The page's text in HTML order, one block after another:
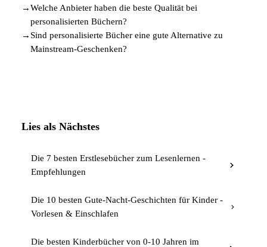
→Welche Anbieter haben die beste Qualität bei
personalisierten Büchern?
→ Sind personalisierte Bücher eine gute Alternative zu
Mainstream-Geschenken?
Lies als Nächstes
Die 7 besten Erstlesebücher zum Lesenlernen -
Empfehlungen
Die 10 besten Gute-Nacht-Geschichten für Kinder -
Vorlesen & Einschlafen
Die besten Kinderbücher von 0-10 Jahren im